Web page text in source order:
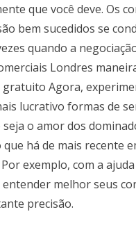
que você deve. Os
bem sucedidos se
quando a
Londres
Agora,
lucrativo formas de
o amor dos
que há de mais recente
exemplo, com a
melhor seus
precisão.